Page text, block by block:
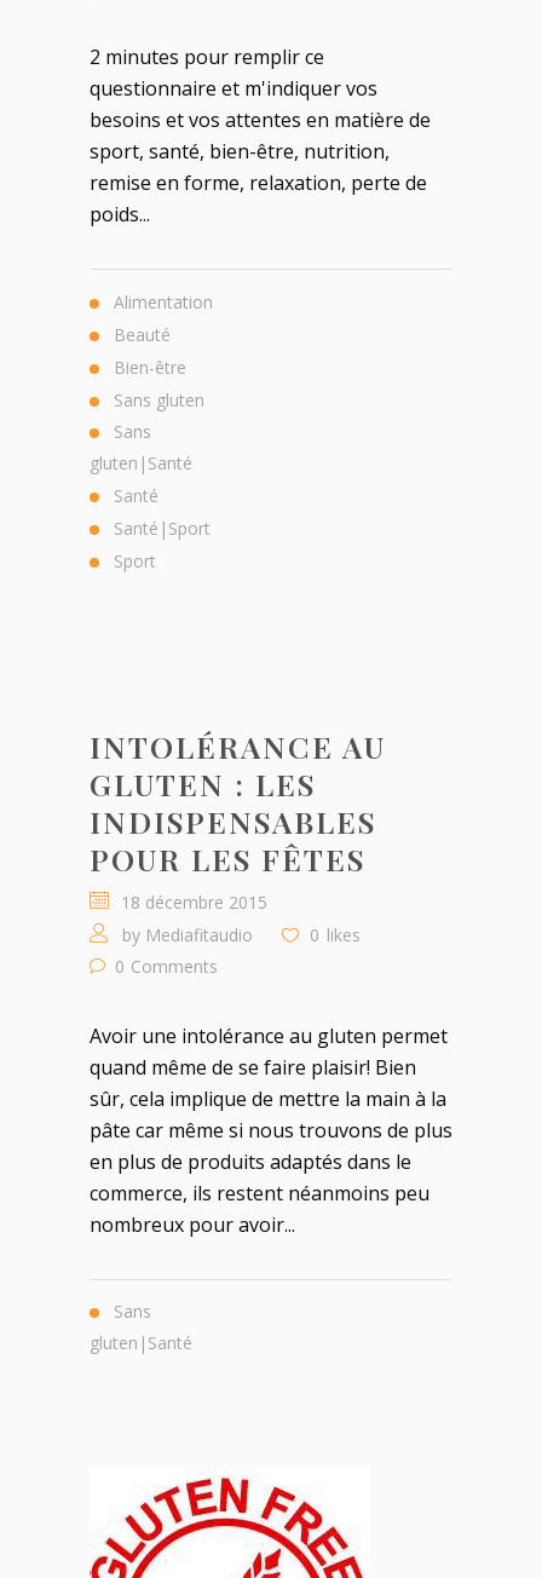
2 minutes pour remplir ce
questionnaire et m'indiquer vos
besoins et vos attentes en matière de
sport, santé, bien-être, nutrition,
remise en forme, relaxation, perte de
poids...
Alimentation
Beauté
Bien-être
Sans gluten
Sans
gluten|Santé
Santé
Santé|Sport
Sport
INTOLÉRANCE AU
GLUTEN : LES
INDISPENSABLES
POUR LES FÊTES
18 décembre 2015
by Mediafitaudio 0 likes
0 Comments
Avoir une intolérance au gluten permet
quand même de se faire plaisir! Bien
sûr, cela implique de mettre la main à la
pâte car même si nous trouvons de plus
en plus de produits adaptés dans le
commerce, ils restent néanmoins peu
nombreux pour avoir...
Sans
gluten|Santé